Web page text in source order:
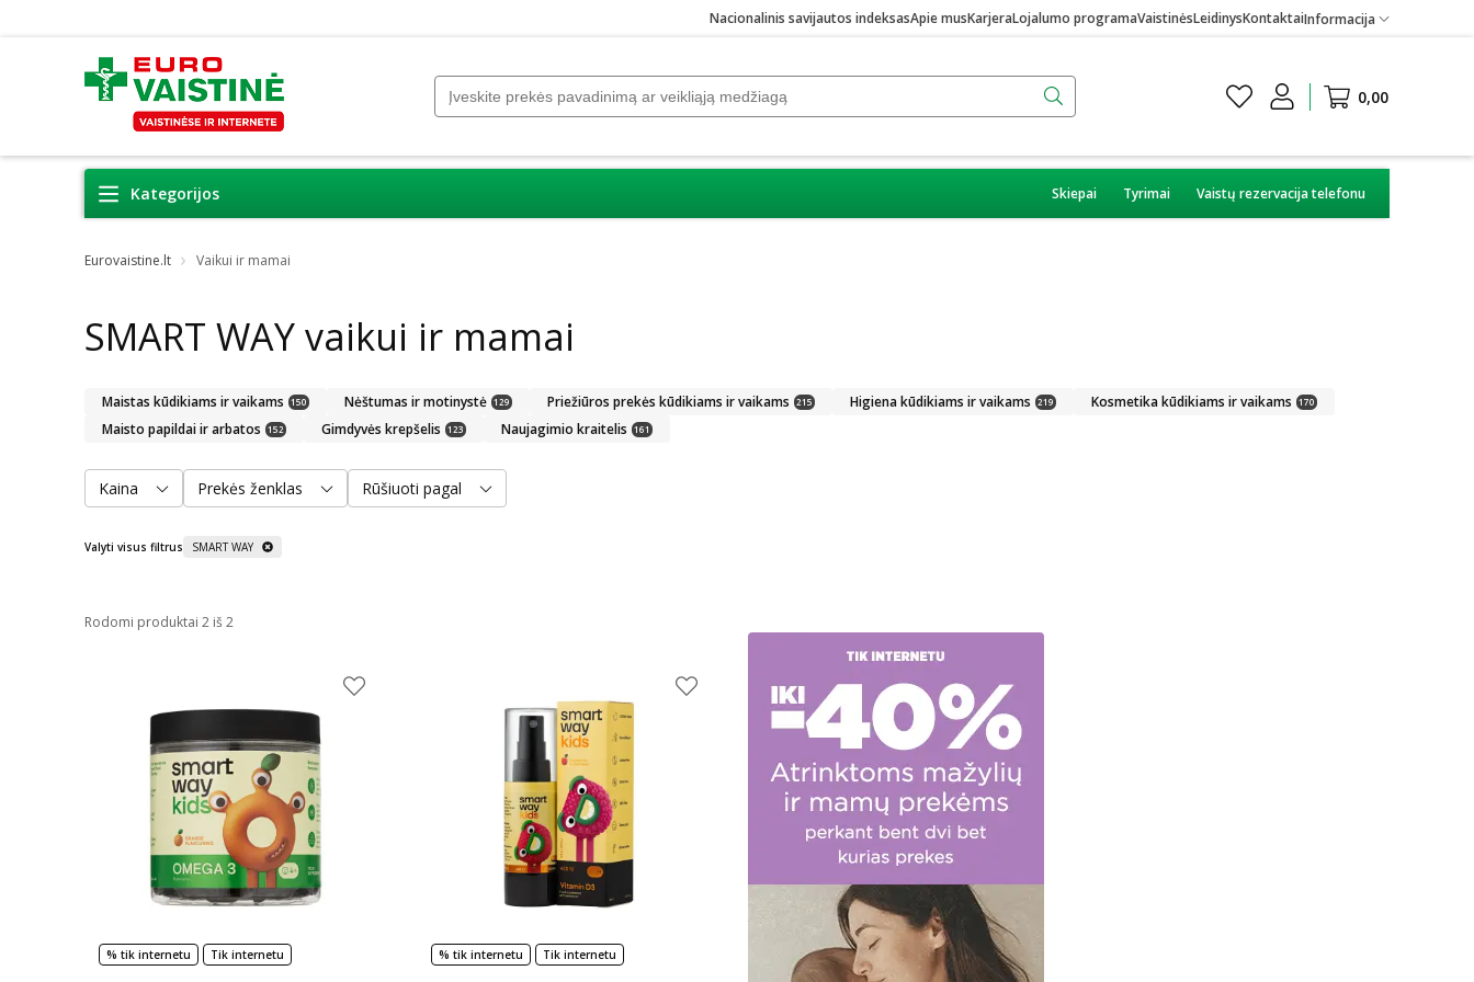
Nacionalinis savijautos indeksasApie musKarjeraLojalumo programaVaistinėsLeidinysKontaktaiInformacija
0,00
Kategorijos Skiepai Tyrimai Vaistų rezervacija telefonu
Eurovaistine.lt Vaikui ir mamai
SMART WAY vaikui ir mamai
Maistas kūdikiams ir vaikams 150 Nėštumas ir motinystė 129 Priežiūros prekės kūdikiams ir vaikams 215 Higiena kūdikiams ir vaikams 219 Kosmetika kūdikiams ir vaikams 170
Maisto papildai ir arbatos 152 Gimdyvės krepšelis 123 Naujagimio kraitelis 161
Kaina Prekės ženklas Rūšiuoti pagal
Valyti visus filtrus SMART WAY
Rodomi produktai 2 iš 2
% tik internetu Tik internetu % tik internetu Tik internetu